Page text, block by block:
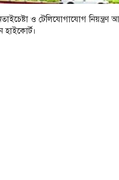
ও টেলিযোগাযোগ
হাইকোর্ট।